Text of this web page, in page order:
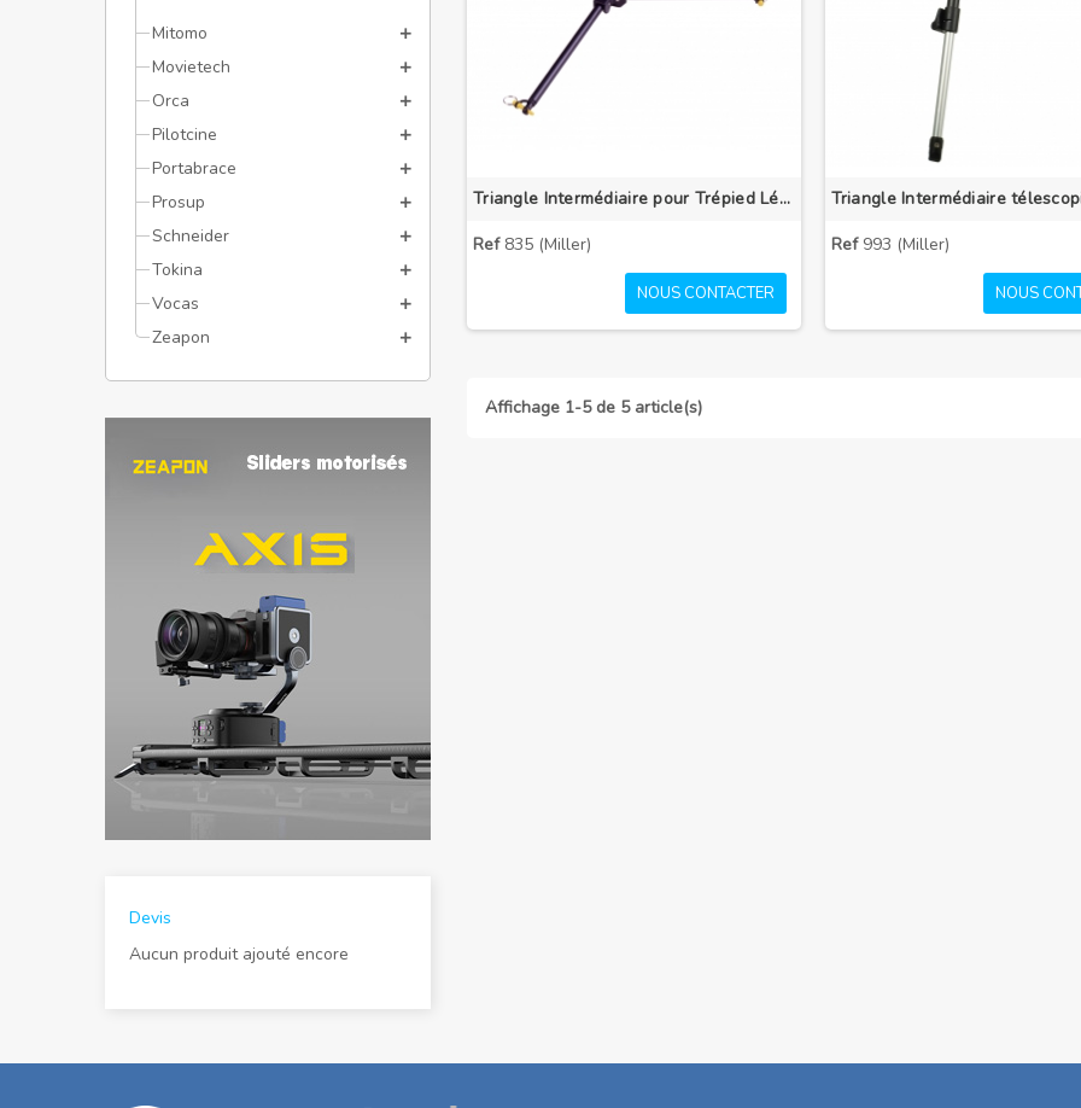
Mitomo
Movietech
Orca
Pilotcine
Portabrace
Prosup
Schneider
Tokina
Vocas
Zeapon
Devis
Aucun produit ajouté encore
Triangle Intermédiaire pour Trépied Léger Toggle Lock
Ref835 (Miller)
NOUS CONTACTER
Ref993 (Miller)
NOUS
Affichage 1-5 de 5 article(s)